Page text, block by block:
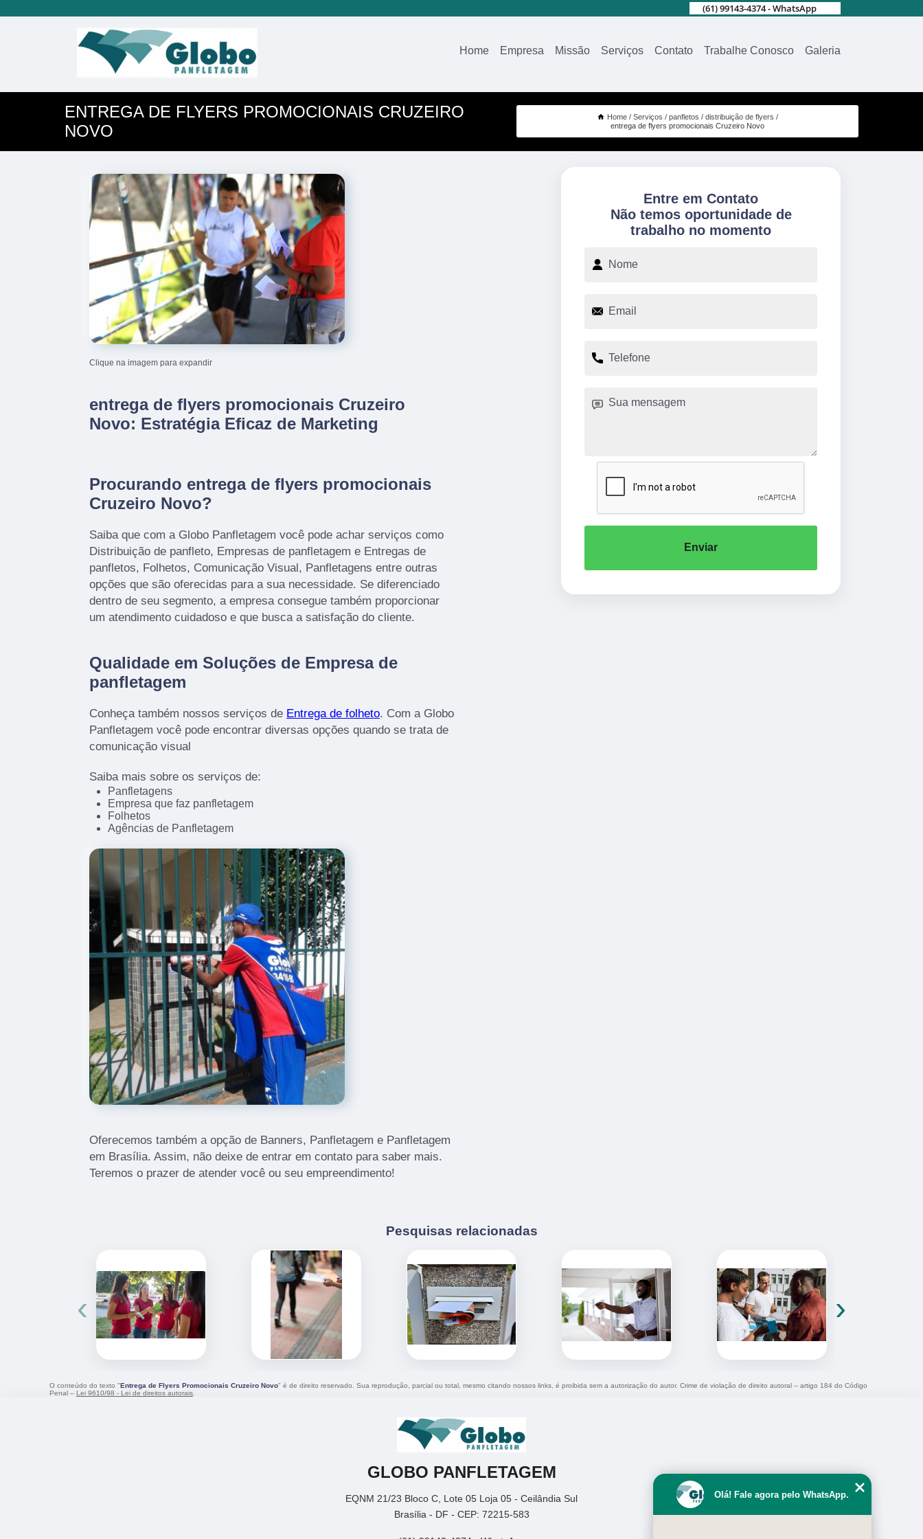
(61) 99143-4374 - WhatsApp
Home Empresa Missão Serviços Contato Trabalhe Conosco Galeria
ENTREGA DE FLYERS PROMOCIONAIS CRUZEIRO
NOVO
Home Serviços panfletos
distribuição de flyers
entrega de flyers promocionais Cruzeiro Novo
Clique na imagem para expandir
entrega de flyers promocionais Cruzeiro
Novo: Estratégia Eficaz de Marketing
Procurando entrega de flyers promocionais
Cruzeiro Novo?
Saiba que com a Globo Panfletagem você pode achar serviços como
Distribuição de panfleto, Empresas de panfletagem e Entregas de
panfletos, Folhetos, Comunicação Visual, Panfletagens entre outras
opções que são oferecidas para a sua necessidade. Se diferenciado
dentro de seu segmento, a empresa consegue também proporcionar
um atendimento cuidadoso e que busca a satisfação do cliente.
Qualidade em Soluções de Empresa de
panfletagem
Conheça também nossos serviços de Entrega de folheto. Com a Globo
Panfletagem você pode encontrar diversas opções quando se trata de
comunicação visual
Saiba mais sobre os serviços de:
Panfletagens
Empresa que faz panfletagem
Folhetos
Agências de Panfletagem
Oferecemos também a opção de Banners, Panfletagem e Panfletagem
em Brasília. Assim, não deixe de entrar em contato para saber mais.
Teremos o prazer de atender você ou seu empreendimento!
Entre em Contato
Não temos oportunidade de
trabalho no momento
Enviar
Pesquisas relacionadas
‹ ›
O conteúdo do texto "Entrega de Flyers Promocionais Cruzeiro Novo" é de direito reservado. Sua reprodução, parcial ou total, mesmo citando nossos links, é proibida sem a autorização do autor. Crime de violação de direito autoral – artigo 184 do Código
Penal – Lei 9610/98 - Lei de direitos autorais
GLOBO PANFLETAGEM
EQNM 21/23 Bloco C, Lote 05 Loja 05 - Ceilândia Sul
Brasília - DF - CEP: 72215-583
Olá! Fale agora pelo WhatsApp.